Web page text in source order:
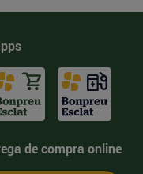
de compra online